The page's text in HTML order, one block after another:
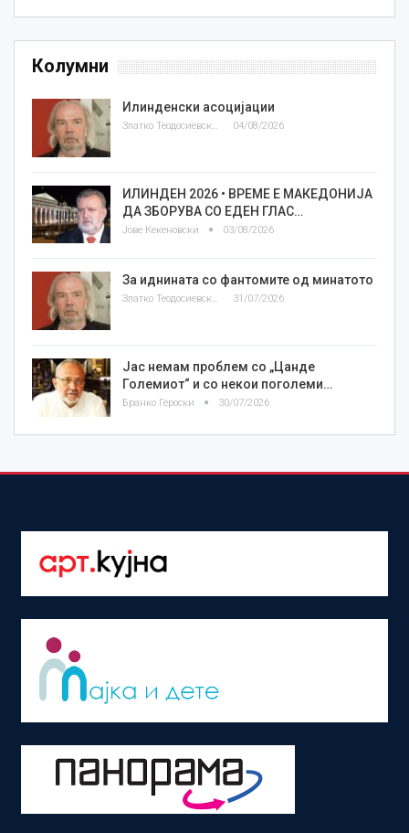
Колумни
Илинденски асоцијации
Златко Теодосиевски 04/08/2026
ИЛИНДЕН 2026 • ВРЕМЕ Е МАКЕДОНИЈА
ДА ЗБОРУВА СО ЕДЕН ГЛАС…
Јове Кекеновски 03/08/2026
За иднината со фантомите од минатото
Златко Теодосиевски 31/07/2026
Јас немам проблем со „Цанде
Големиот“ и со некои поголеми…
Бранко Героски 30/07/2026